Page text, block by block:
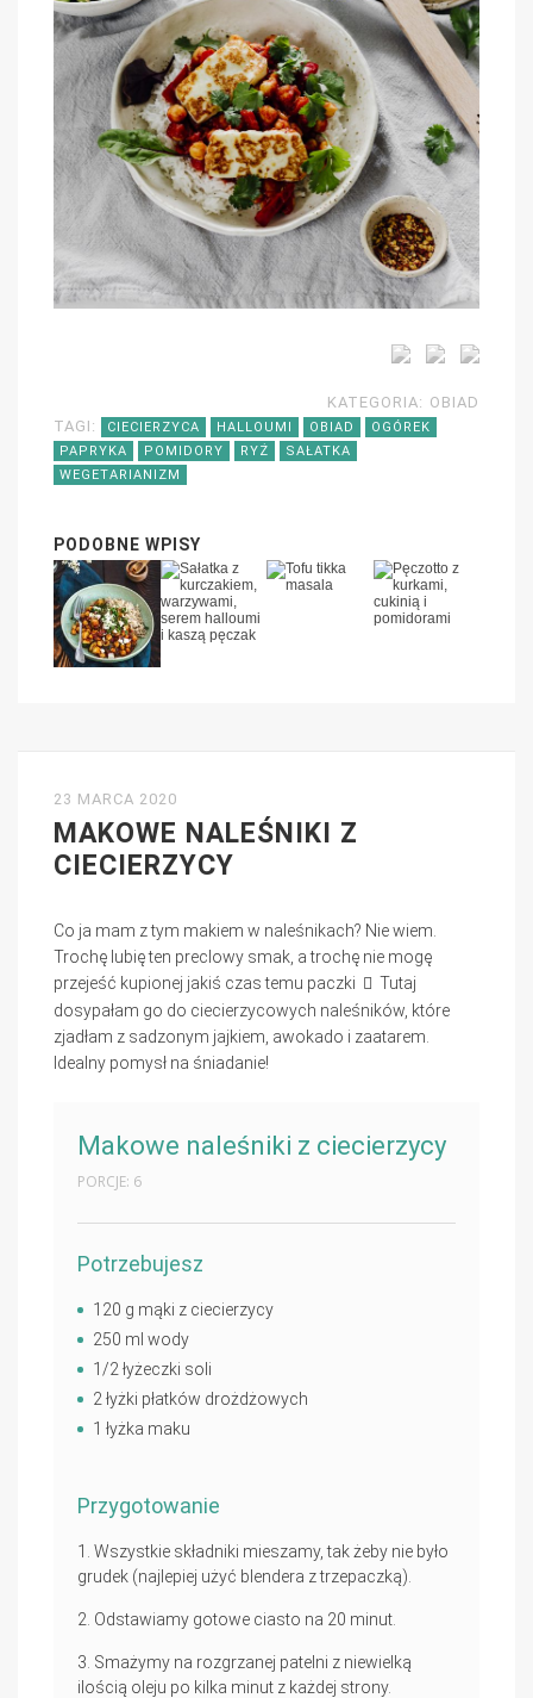
OBIAD
KATEGORIA:
TAGI:
CIECIERZYCA HALLOUMI OBIAD
OGÓREK
PAPRYKA
POMIDORY RYŻ
SAŁATKA
WEGETARIANIZM
PODOBNE WPISY
23 MARCA 2020
MAKOWE NALEŚNIKI Z
CIECIERZYCY
Co ja mam z tym makiem w naleśnikach? Nie wiem.
Trochę lubię ten preclowy smak, a trochę nie mogę
przejeść kupionej jakiś czas temu paczki
Tutaj
dosypałam go do ciecierzycowych naleśników, które
zjadłam z sadzonym jajkiem, awokado i zaatarem.
Idealny pomysł na śniadanie!
Makowe naleśniki z ciecierzycy
PORCJE: 6
Potrzebujesz
120 g mąki z ciecierzycy
250 ml wody
1/2 łyżeczki soli
2 łyżki płatków drożdżowych
1 łyżka maku
Przygotowanie
Wszystkie składniki mieszamy, tak żeby nie było
grudek (najlepiej użyć blendera z trzepaczką).
Odstawiamy gotowe ciasto na 20 minut.
Smażymy na rozgrzanej patelni z niewielką
ilością oleju po kilka minut z każdej strony.